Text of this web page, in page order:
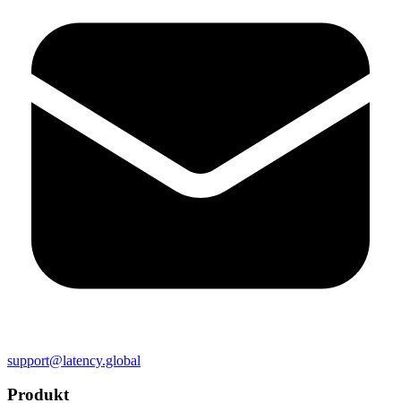
support@latency.global
Produkt